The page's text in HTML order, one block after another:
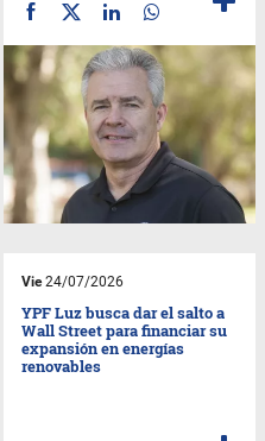
Vie24/07/2026
YPF Luz busca dar el salto a
Wall Street para financiar su
expansión en energías
renovables